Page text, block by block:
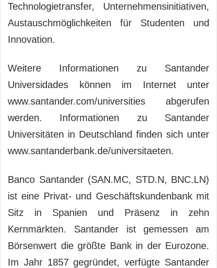
Technologietransfer, Unternehmensinitiativen,
Austauschmöglichkeiten für Studenten und
Innovation.
Weitere Informationen zu Santander
Universidades können im Internet unter
www.santander.com/universities abgerufen
werden. Informationen zu Santander
Universitäten in Deutschland finden sich unter
www.santanderbank.de/universitaeten.
Banco Santander (SAN.MC, STD.N, BNC.LN)
ist eine Privat- und Geschäftskundenbank mit
Sitz in Spanien und Präsenz in zehn
Kernmärkten. Santander ist gemessen am
Börsenwert die größte Bank in der Eurozone.
Im Jahr 1857 gegründet, verfügte Santander